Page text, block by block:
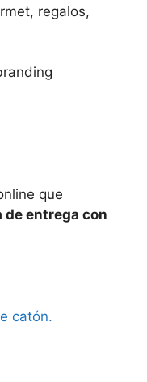
regalos,
que
entrega con